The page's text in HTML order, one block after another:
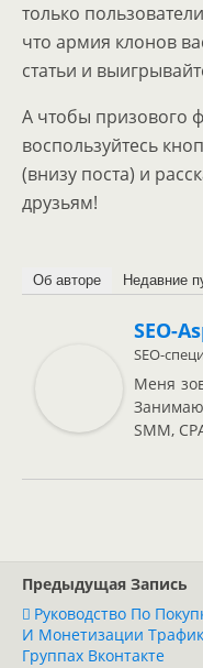
только
что армия клонов
статьи и
А чтобы призового
воспользуйтесь
(внизу поста) и
друзьям!
Об авторе Недавние
SEO-
SEO-
Меня
SMM,
Предыдущая Запись
Руководство По
И Монетизации
Группах Вконтакте